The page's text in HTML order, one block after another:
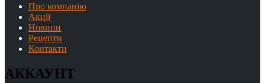
Про компанію
Акції
Новини
Рецепти
Контакти
АККАУНТ